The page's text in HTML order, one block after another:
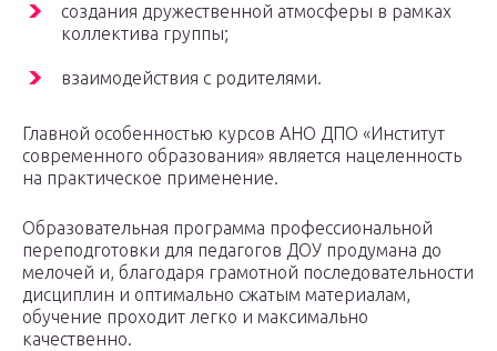
создания дружественной атмосферы в рамках
коллектива группы;
взаимодействия с родителями.
Главной особенностью курсов АНО ДПО «Институт
современного образования» является нацеленность
на практическое применение.
Образовательная программа профессиональной
переподготовки для педагогов ДОУ продумана до
мелочей и, благодаря грамотной последовательности
дисциплин и оптимально сжатым материалам,
обучение проходит легко и максимально
качественно.